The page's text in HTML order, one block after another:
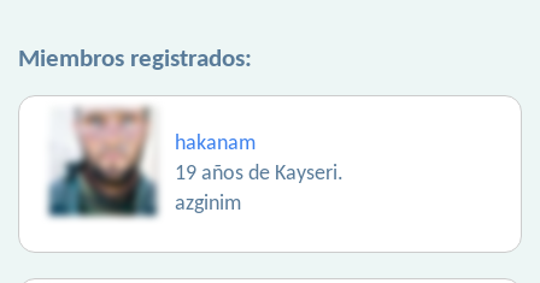
Miembros registrados:
hakanam
19 años de Kayseri.
azginim